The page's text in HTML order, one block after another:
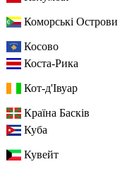
Коморські Острови
Косово
Коста-Рика
Кот-д'Івуар
Країна Басків
Куба
Кувейт